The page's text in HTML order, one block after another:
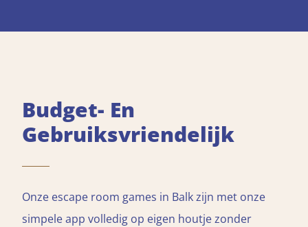
Budget- En
Gebruiksvriendelijk
Onze escape room games in Balk zijn met onze
simpele app volledig op eigen houtje zonder